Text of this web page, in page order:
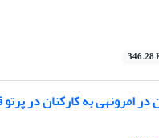
346.28
امرونهی به کارکنان در